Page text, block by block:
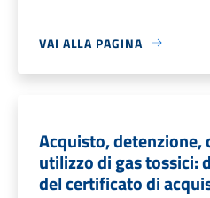
VAI ALLA PAGINA
Acquisto, detenzione,
utilizzo di gas tossici:
del certificato di